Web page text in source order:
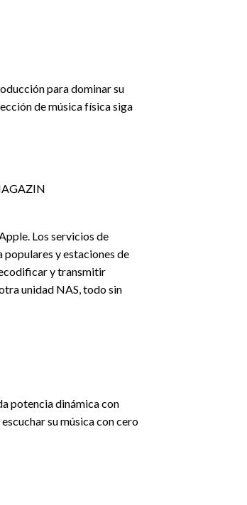
para dominar su
de música física siga
Los servicios de
y estaciones de
y transmitir
unidad NAS, todo sin
potencia dinámica con
su música con cero